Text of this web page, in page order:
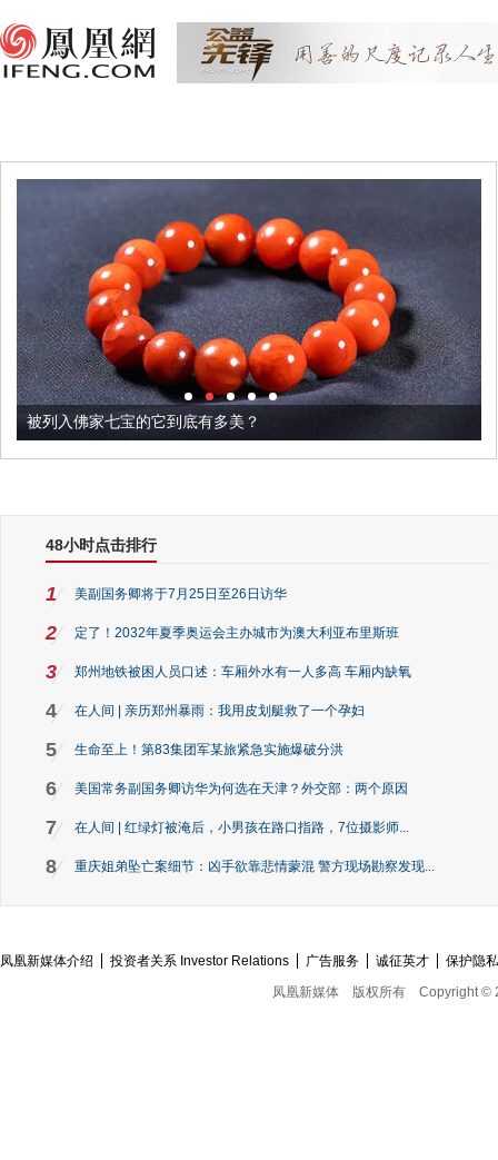
被列入佛家七宝的它到底有多美？
48小时点击排行
1 美副国务卿将于7月25日至26日访华
2 定了！2032年夏季奥运会主办城市为澳大利亚布里斯班
3 郑州地铁被困人员口述：车厢外水有一人多高 车厢内缺氧
4 在人间 | 亲历郑州暴雨：我用皮划艇救了一个孕妇
5 生命至上！第83集团军某旅紧急实施爆破分洪
6 美国常务副国务卿访华为何选在天津？外交部：两个原因
7 在人间 | 红绿灯被淹后，小男孩在路口指路，7位摄影师...
8 重庆姐弟坠亡案细节：凶手欲靠悲情蒙混 警方现场勘察发现...
凤凰新媒体介绍 投资者关系 Investor Relations 广告服务 诚征英才
保护隐
凤凰新媒体
版权所有 Copyright ©